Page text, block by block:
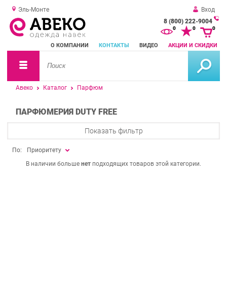
Эль-Монте
Вход
8 (800) 222-9004
О КОМПАНИИ КОНТАКТЫ ВИДЕО АКЦИИ И СКИДКИ
0 0 0
Авеко Каталог Парфюм
ПАРФЮМЕРИЯ DUTY FREE
Показать фильтр
По:
Приоритету
В наличии больше нет подходящих товаров этой категории.